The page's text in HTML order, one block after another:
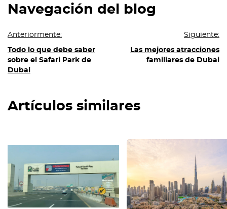
Navegación del blog
Anteriormente:
Todo lo que debe saber
sobre el Safari Park de
Dubai
Siguiente:
Las mejores atracciones
familiares de Dubai
Artículos similares